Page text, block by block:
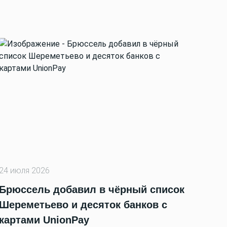
июля 2026
добавил в чёрный список
и десяток банков с
UnionPay